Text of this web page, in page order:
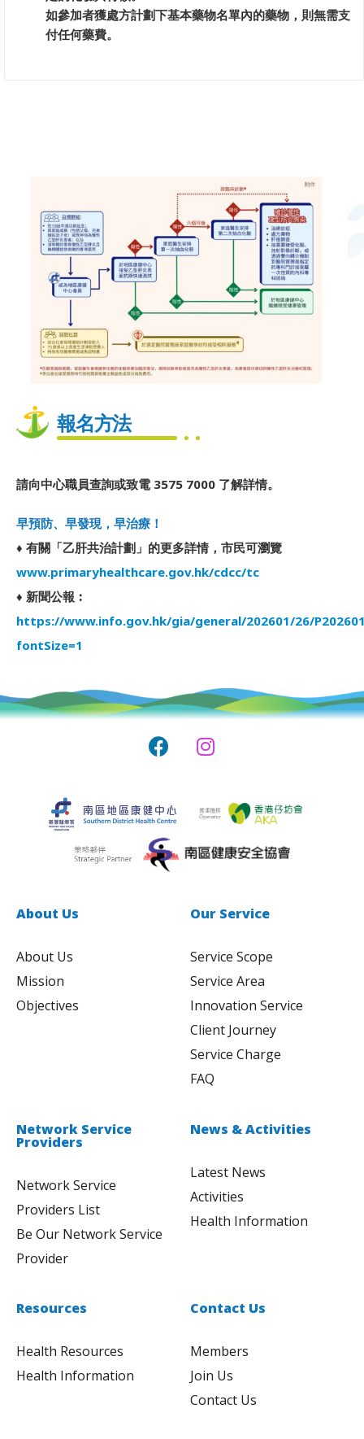
如參加者獲處方計劃下基本藥物名單內的藥物，則無需支
付任何藥費。
報名方法
請向中心職員查詢或致電 3575 7000 了解詳情。
早預防、早發現，早治療！
♦ 有關「乙肝共治計劃」的更多詳情，市民可瀏覽
www.primaryhealthcare.gov.hk/cdcc/tc
♦ 新聞公報︰
https://www.info.gov.hk/gia/general/202601/26/
fontSize=1
About Us
About Us
Mission
Objectives
Our Service
Service Scope
Service Area
Innovation Service
Client Journey
Service Charge
FAQ
Network Service
Providers
Network Service
Providers List
Be Our Network Service
Provider
News & Activities
Latest News
Activities
Health Information
Resources
Health Resources
Health Information
Contact Us
Members
Join Us
Contact Us